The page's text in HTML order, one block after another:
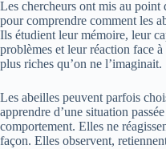
Les chercheurs ont mis au point
pour comprendre comment les
Ils étudient leur mémoire, leur
problèmes et leur réaction face
plus riches qu’on ne l’imaginait.
Les abeilles peuvent parfois
apprendre d’une situation
comportement. Elles ne
façon. Elles observent,